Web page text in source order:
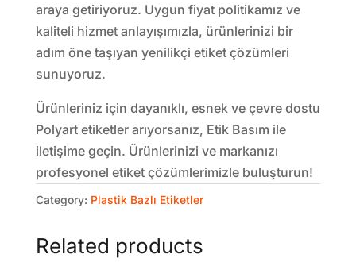
araya getiriyoruz. Uygun fiyat politikamız ve
kaliteli hizmet anlayışımızla, ürünlerinizi bir
adım öne taşıyan yenilikçi etiket çözümleri
sunuyoruz.
Ürünleriniz için dayanıklı, esnek ve çevre dostu
Polyart etiketler arıyorsanız, Etik Basım ile
iletişime geçin. Ürünlerinizi ve markanızı
profesyonel etiket çözümlerimizle buluşturun!
Category: Plastik Bazlı Etiketler
Related products